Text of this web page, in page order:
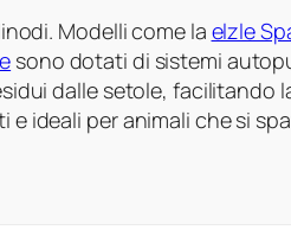
Modelli come la elzle
sono dotati di sistemi
dalle setole, facilitando
ideali per animali che si